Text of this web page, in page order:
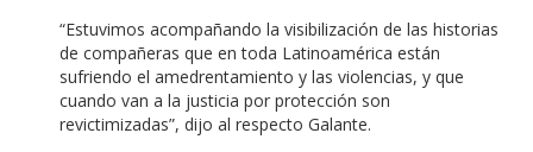
“Estuvimos acompañando la visibilización de las historias
de compañeras que en toda Latinoamérica están
sufriendo el amedrentamiento y las violencias, y que
cuando van a la justicia por protección son
revictimizadas”, dijo al respecto Galante.